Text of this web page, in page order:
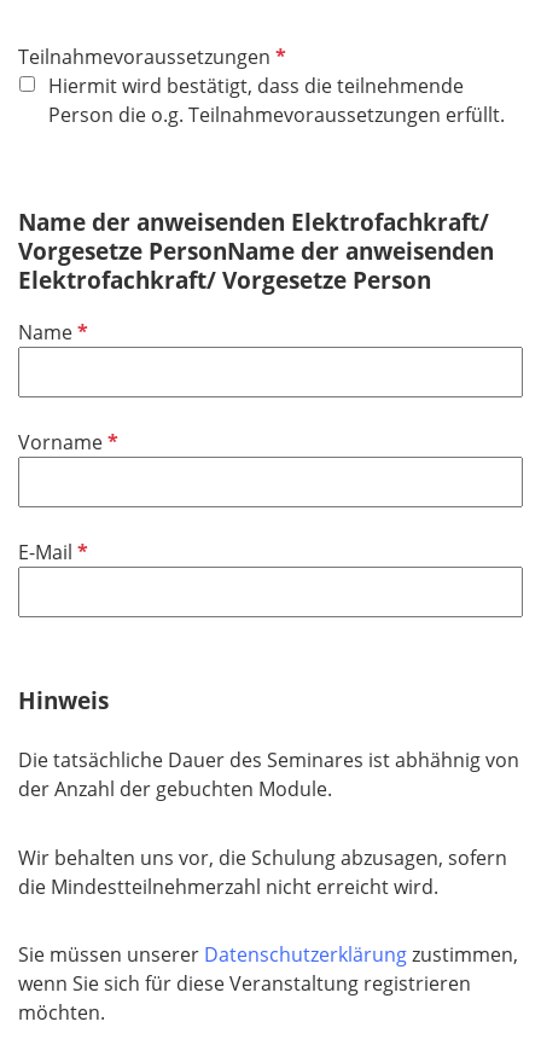
Teilnahmevoraussetzungen P
f
l
t
f
e
d
Hiermit wird bestätigt, dass die teilnehmende
Person die o.g. Teilnahmevoraussetzungen erfüllt.
Name der anweisenden Elektrofachkraft/
Vorgesetze PersonName der anweisenden
Elektrofachkraft/ Vorgesetze Person
NameP
c
t
e
d
VornameP
t
l
E-Mail P
h
f
e
Hinweis
Die tatsächliche Dauer des Seminares ist abhähnig von
der Anzahl der gebuchten Module.
Wir behalten uns vor, die Schulung abzusagen, sofern
die Mindestteilnehmerzahl nicht erreicht wird.
Sie müssen unserer Datenschutzerklärungzustimmen,
wenn Sie sich für diese Veranstaltung registrieren
möchten.